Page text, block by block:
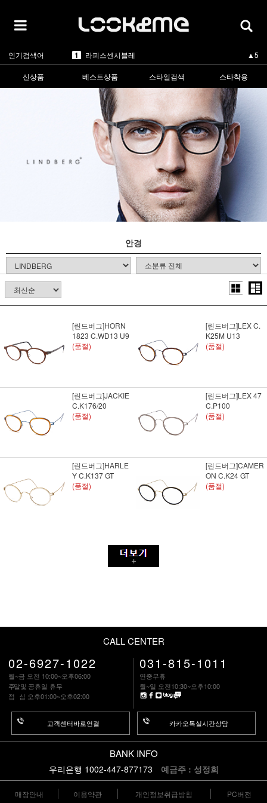
인기검색어 1 라피스센시블레 ▲5
2 마스카 ▲3
올리버피플스 ▼-1
5 카렌워커 ▼-1
라피스센시블레
신상품 베스트상품 스타일검색 스타착용
안경
[린드버그]HORN
1823 C.WD13 U9
(품절)
[린드버그]LEX C.
K25M U13
(품절)
[린드버그]JACKIE
C.K176/20
(품절)
[린드버그]LEX 47
C.P100
(품절)
[린드버그]HARLE
Y C.K137 GT
(품절)
[린드버그]CAMER
ON C.K24 GT
(품절)
CALL CENTER
02-6927-1022
월~금 오전 10:00~오후06:00
주말및 공휴일 휴무
점 심 오후01:00~오후02:00
고객센터바로연결
031-815-1011
연중무휴
월~일 오전10:30~오후10:00
카카오톡실시간상담
BANK INFO
우리은행 1002-447-877173 예금주 : 성정희
매장안내 이용약관 개인정보취급방침 PC버전